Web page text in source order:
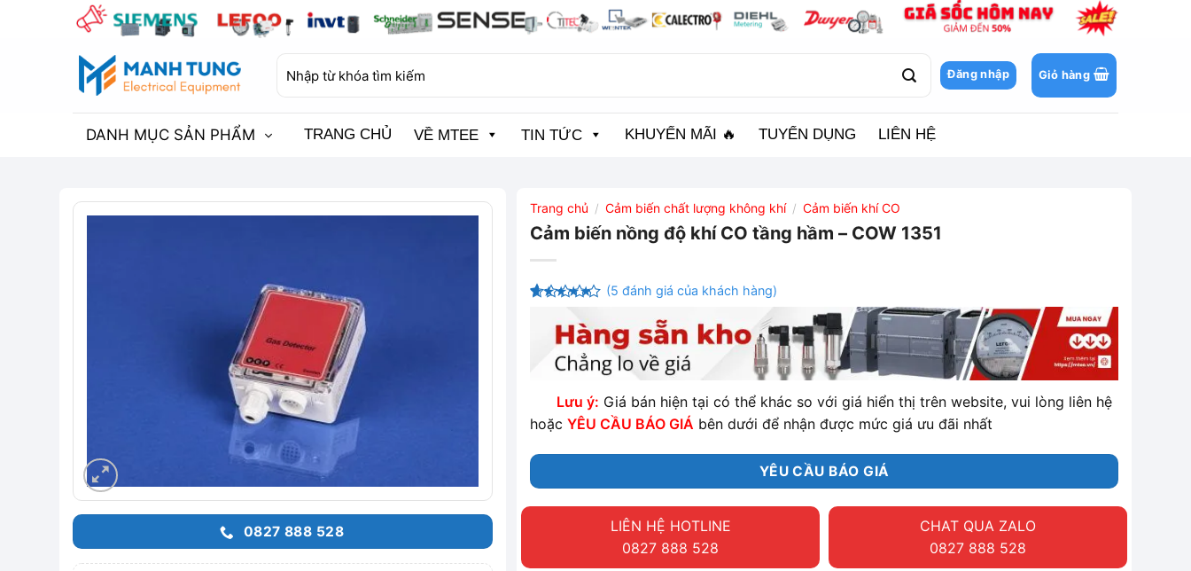
kiếm:
Đăng nhập Giỏ hàng
DANH MỤC SẢN PHẨM TRANG CHỦ VỀ MTEE TIN TỨC KHUYẾN MÃI 🔥 TUYỂN DỤNG LIÊN HỆ
0827 888 528
Trang chủ / Cảm biến chất lượng không khí / Cảm biến khí CO
Cảm biến nồng độ khí CO tầng hầm – COW 1351
trên
5 dựa
trênđánh
(5 đánh giá của khách hàng)
Lưu ý: Giá bán hiện tại có thể khác so với giá hiển thị trên website, vui lòng liên hệ
hoặcYÊU CẦU BÁO GIÁ bên dưới để nhận được mức giá ưu đãi nhất
YÊU CẦU BÁO GIÁ
LIÊN HỆ HOTLINE
0827 888 528
CHAT QUA ZALO
0827 888 528